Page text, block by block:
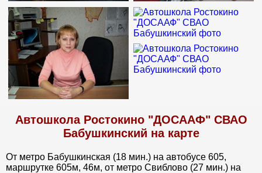
Автошкола Ростокино "ДОСААФ" СВАО
Бабушкинский на карте
От метро Бабушкинская (18 мин.) на автобусе 605,
маршрутке 605м, 46м, от метро Свиблово (27 мин.) на